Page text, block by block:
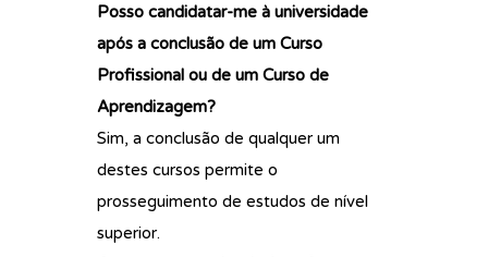
Posso candidatar-me à universidade
após a conclusão de um Curso
Profissional ou de um Curso de
Aprendizagem?
Sim, a conclusão de qualquer um
destes cursos permite o
prosseguimento de estudos de nível
superior.